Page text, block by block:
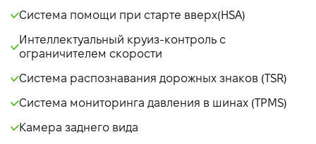
Система помощи при старте вверх(HSA)
Интеллектуальный круиз-контроль с
ограничителем скорости
Система распознавания дорожных знаков (TSR)
Система мониторинга давления в шинах (TPMS)
Камера заднего вида